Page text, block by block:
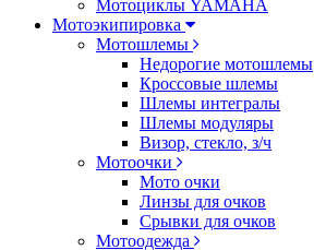
Мотоциклы YAMAHA
Мотоэкипировка
Мотошлемы
Недорогие мотошлемы
Кроссовые шлемы
Шлемы интегралы
Шлемы модуляры
Визор, стекло, з/ч
Мотоочки
Мото очки
Линзы для очков
Срывки для очков
Мотоодежда